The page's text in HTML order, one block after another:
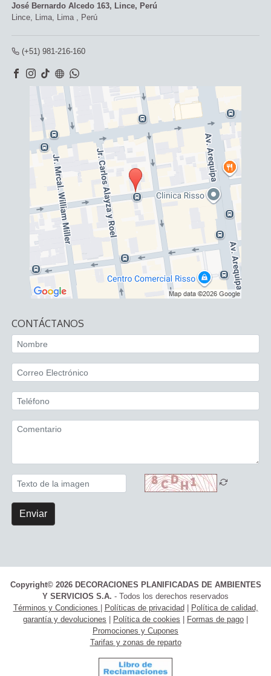
José Bernardo Alcedo 163, Lince, Perú
Lince, Lima, Lima , Perú
(+51) 981-216-160
CONTÁCTANOS
Enviar
Copyright© 2026 DECORACIONES PLANIFICADAS DE AMBIENTES
Y SERVICIOS S.A. - Todos los derechos reservados
Términos y Condiciones
Políticas de privacidad
Política de calidad,
garantía y devoluciones
Política de cookies Formas de pago
Promociones y Cupones
Tarifas y zonas de reparto